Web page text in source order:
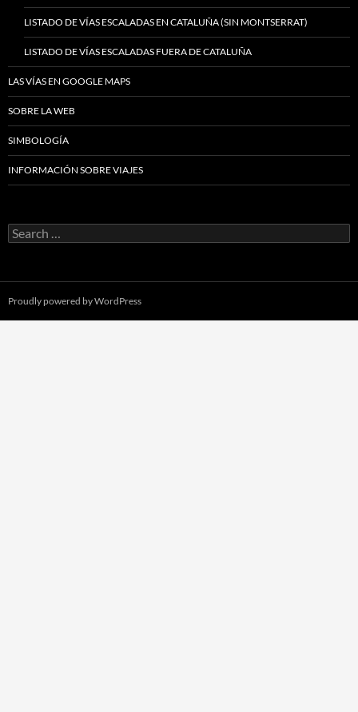
LISTADO DE VÍAS ESCALADAS EN CATALUÑA (SIN MONTSERRAT)
LISTADO DE VÍAS ESCALADAS FUERA DE CATALUÑA
LAS VÍAS EN GOOGLE MAPS
SOBRE LA WEB
SIMBOLOGÍA
INFORMACIÓN SOBRE VIAJES
Search
for:
Proudly powered by WordPress